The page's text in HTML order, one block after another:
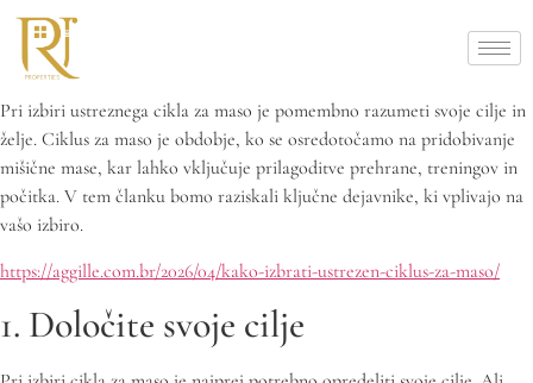
Pri izbiri ustreznega cikla za maso je pomembno razumeti svoje cilje in
želje. Ciklus za maso je obdobje, ko se osredotočamo na pridobivanje
mišične mase, kar lahko vključuje prilagoditve prehrane, treningov in
počitka. V tem članku bomo raziskali ključne dejavnike, ki vplivajo na
vašo izbiro.
https://aggille.com.br/2026/04/kako-izbrati-ustrezen-ciklus-za-maso/
1. Določite svoje cilje